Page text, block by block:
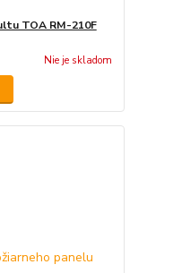
TOA RM-210F
Nie je skladom